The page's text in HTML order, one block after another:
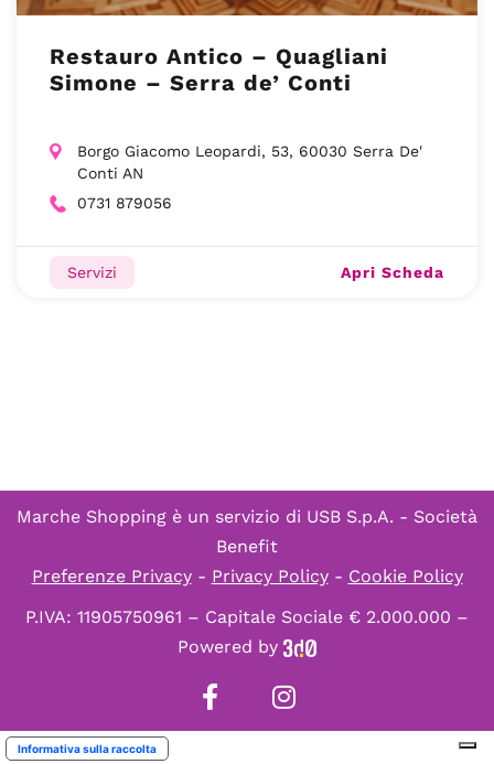
Restauro Antico – Quagliani
Simone – Serra de’ Conti
Borgo Giacomo Leopardi, 53, 60030 Serra De'
Conti AN
0731 879056
Servizi Apri Scheda
Marche Shopping è un servizio di USB S.p.A. - Società
Benefit
Preferenze Privacy- Privacy Policy- Cookie Policy
P.IVA: 11905750961 – Capitale Sociale € 2.000.000 –
Powered by
Informativa sulla raccolta